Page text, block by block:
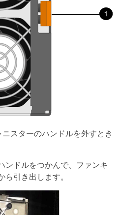
ニスターのハンドルを外すとき
ンドルをつかんで、ファンキ
引き出します。